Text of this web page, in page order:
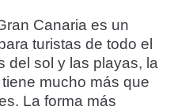
Canaria es un
turistas de todo el
del sol y las playas, la
mucho más que
La forma más